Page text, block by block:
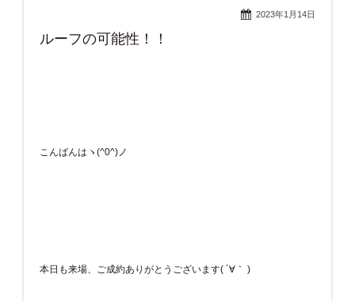
2023年1月14日
ルーフの可能性！！
こんばんはヽ(^0^)ノ
本日も来場、ご成約ありがとうございます( ´∀｀ )